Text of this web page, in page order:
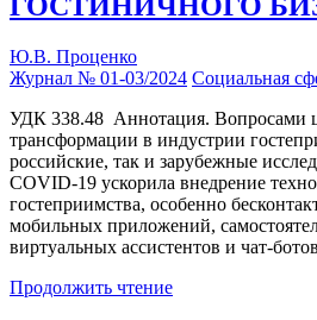
Ю.В. Проценко
Журнал № 01-03/2024 Социальная
УДК 338.48 Аннотация. Вопросами
трансформации в индустрии
российские, так и зарубежные
COVID-19 ускорила внедрение
гостеприимства, особенно
мобильных приложений,
виртуальных ассистентов и чат-
Продолжить чтение